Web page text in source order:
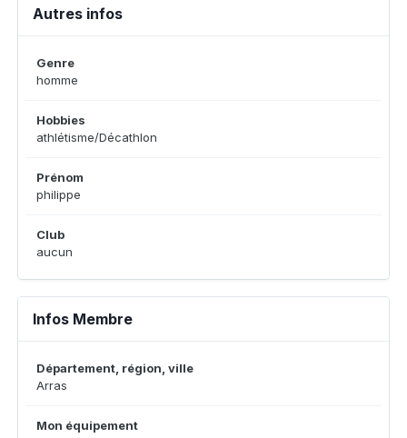
Autres infos
Genre
homme
Hobbies
athlétisme/Décathlon
Prénom
philippe
Club
aucun
Infos Membre
Département, région, ville
Arras
Mon équipement